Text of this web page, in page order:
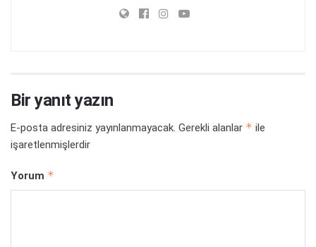
Bir yanıt yazın
E-posta adresiniz yayınlanmayacak. Gerekli alanlar * ile
işaretlenmişlerdir
Yorum *